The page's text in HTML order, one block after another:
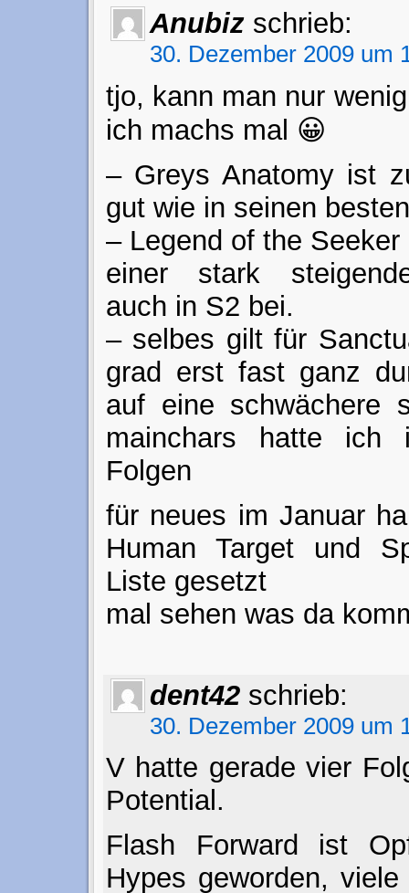
Anubiz schrieb:
30. Dezember 2009 um
tjo, kann man nur
ich machs mal 😀
– Greys Anatomy ist
gut wie in seinen
– Legend of the
einer stark
auch in S2 bei.
– selbes gilt für
grad erst fast ganz
auf eine schwächere
mainchars hatte
Folgen
für neues im Januar
Human Target und
Liste gesetzt
mal sehen was da
dent42 schrieb:
30. Dezember 2009 um
V hatte gerade vier
Potential.
Flash Forward ist
Hypes geworden,